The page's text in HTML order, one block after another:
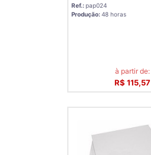
Ref.:pap024
Produção:48 horas
à partir de:
R$ 115,57